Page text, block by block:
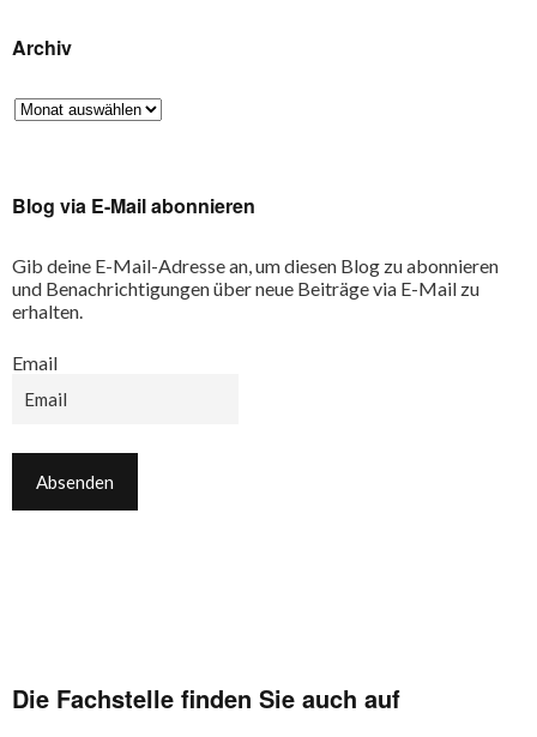
Archiv
Blog via E-Mail abonnieren
Gib deine E-Mail-Adresse an, um diesen Blog zu abonnieren
und Benachrichtigungen über neue Beiträge via E-Mail zu
erhalten.
Email
Die Fachstelle finden Sie auch auf